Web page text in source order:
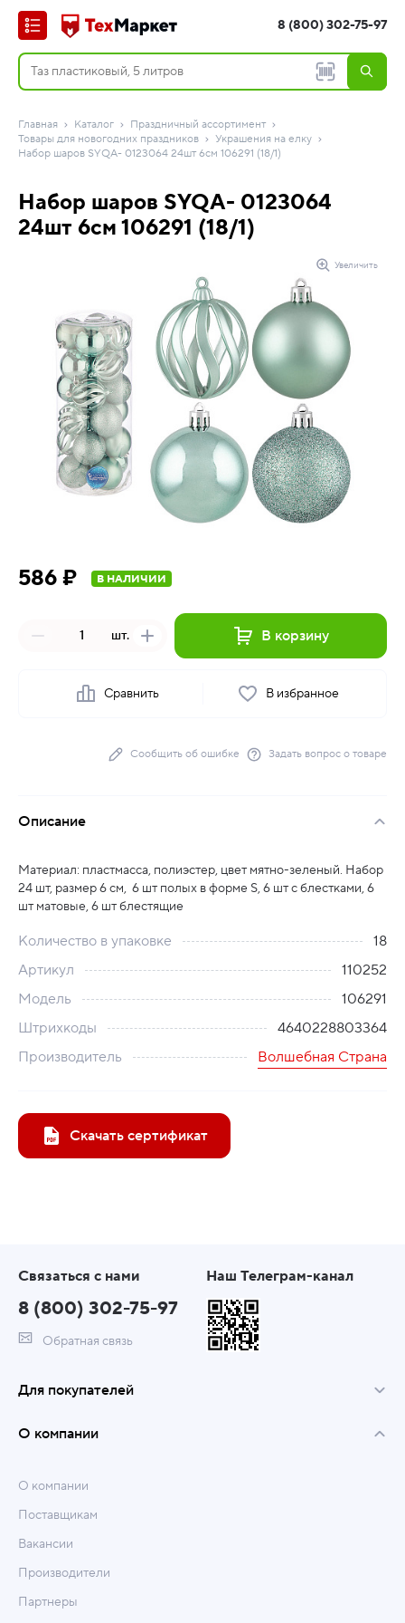
8 (800) 302-75-97
Главная Каталог
Праздничный ассортимент
Товары для новогодних праздников
Украшения на елку
Набор шаров SYQA- 0123064 24шт 6см 106291 (18/1)
Набор шаров SYQA- 0123064
24шт 6см 106291 (18/1)
Увеличить
586 ₽ В НАЛИЧИИ
шт. В корзину
Сравнить В избранное
Сообщить об ошибке Задать вопрос о товаре
Описание
Материал: пластмасса, полиэстер, цвет мятно-зеленый. Набор
24 шт, размер 6 см, 6 шт полых в форме S, 6 шт с блестками, 6
шт матовые, 6 шт блестящие
Количество в упаковке
18
Артикул
110252
Модель
106291
Штрихкоды
4640228803364
Производитель
Волшебная Страна
Скачать сертификат
Связаться с нами
8 (800) 302-75-97
Обратная связь
Наш Телеграм-канал
Для покупателей
О компании
О компании
Поставщикам
Вакансии
Производители
Партнеры